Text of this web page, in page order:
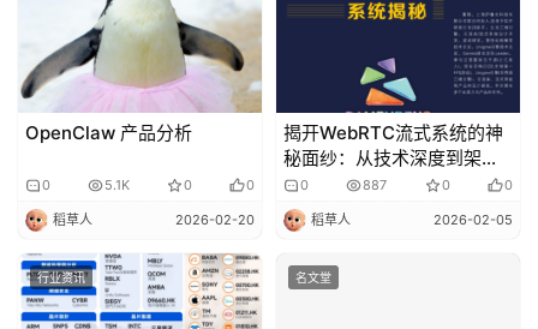
OpenClaw 产品分析
0 5.1K 0 0
稻草人 2026-02-20
揭开WebRTC流式系统的神
秘面纱：从技术深度到架构
创新
0 887 0 0
稻草人 2026-02-05
行业资讯 名文堂